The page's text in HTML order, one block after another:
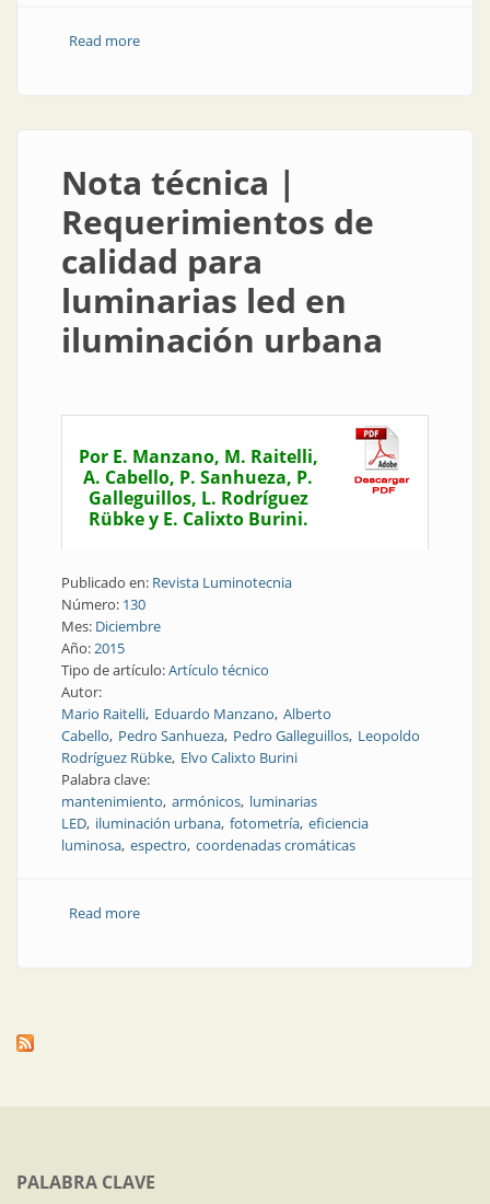
Read moreabout Obra | Actividad física con luz mejorada
Nota técnica |
Requerimientos de
calidad para
luminarias led en
iluminación urbana
Por E. Manzano, M. Raitelli,
A. Cabello, P. Sanhueza, P.
Galleguillos, L. Rodríguez
Rübke y E. Calixto Burini.
Publicado en: Revista Luminotecnia
Número: 130
Mes: Diciembre
Año:2015
Tipo de artículo:Artículo técnico
Autor:
Mario Raitelli Eduardo Manzano Alberto
Cabello Pedro Sanhueza Pedro Galleguillos Leopoldo
Rodríguez Rübke Elvo Calixto Burini
Palabra clave:
mantenimiento armónicos luminarias
LED iluminación urbana fotometría eficiencia
luminosa espectro coordenadas cromáticas
Read moreabout Nota técnica | Requerimientos de calidad para
PALABRA CLAVE